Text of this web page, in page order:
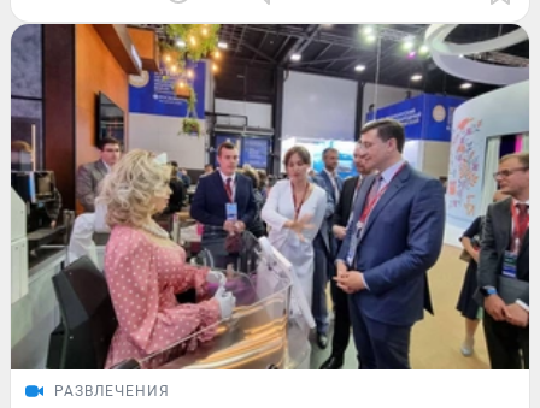
РАЗВЛЕЧЕНИЯ